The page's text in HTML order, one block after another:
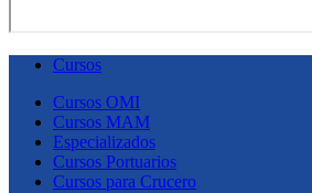
Cursos
Cursos OMI
Cursos MAM
Especializados
Cursos Portuarios
Cursos para Crucero